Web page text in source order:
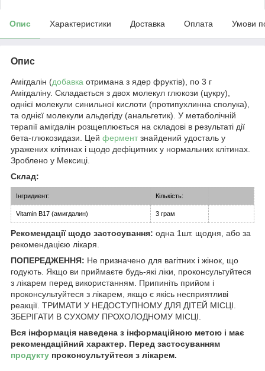
Опис Характеристики Доставка Оплата Умови
Опис
Амігдалін (добавка отримана з ядер фруктів), по 3 г
Амігдаліну. Складається з двох молекул глюкози (цукру),
однієї молекули синильної кислоти (протипухлинна сполука),
та однієї молекули альдегіду (анальгетик). У метаболічній
терапії амігдалін розщеплюється на складові в результаті дії
бета-глюкозидази. Цей фермент знайдений удосталь у
уражених клітинах і щодо дефіцитних у нормальних клітинах.
Зроблено у Мексиці.
Склад:
Інгридиент: Кількість:
Vitamin B17 (амигдалин) 3 грам
Рекомендації щодо застосування: одна 1шт. щодня, або за
рекомендацією лікаря.
ПОПЕРЕДЖЕННЯ: Не призначено для вагітних і жінок, що
годують. Якщо ви приймаєте будь-які ліки, проконсультуйтеся
з лікарем перед використанням. Припиніть прийом і
проконсультуйтеся з лікарем, якщо є якісь несприятливі
реакції. ТРИМАТИ У НЕДОСТУПНОМУ ДЛЯ ДІТЕЙ МІСЦІ.
ЗБЕРІГАТИ В СУХОМУ ПРОХОЛОДНОМУ МІСЦІ.
Вся інформація наведена з інформаційною метою і має
рекомендаційний характер. Перед застосуванням
продукту проконсультуйтеся з лікарем.